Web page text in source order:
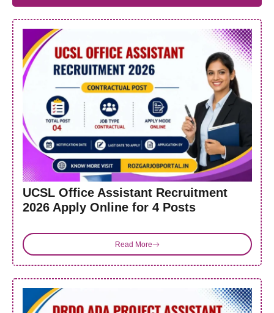
UCSL Office Assistant Recruitment
2026 Apply Online for 4 Posts
Read More